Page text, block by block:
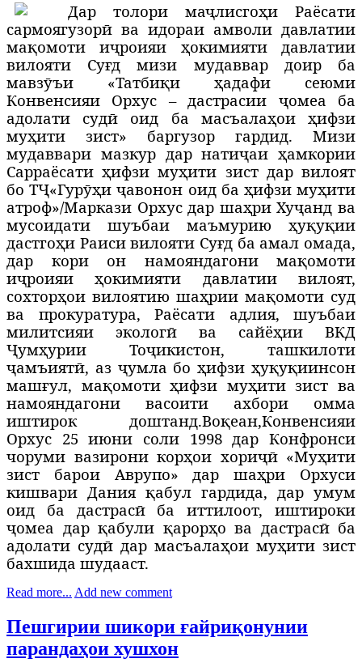
Дар толори маҷлисгоҳи Раёсати
сармоягузорӣ ва идораи амволи давлатии
мақомоти иҷроияи ҳокимияти давлатии
вилояти Суғд мизи мудаввар доир ба
мавзӯъи «Татбиқи ҳадафи сеюми
Конвенсияи Орхус – дастрасии ҷомеа ба
адолати судӣ оид ба масъалаҳоиҳифзи
муҳити зист» баргузор гардид. Мизи
мудаввари мазкур дар натиҷаи ҳамкории
Сарраёсатиҳифзи муҳити зист дар вилоят
бо ТҶ«Гурӯҳиҷавонон оид ба ҳифзи муҳити
атроф»/Маркази Орхус дар шаҳри Хуҷанд ва
мусоидати шуъбаи маъмурию ҳуқуқии
дастгоҳи Раиси вилояти Суғд ба амал омада,
дар кори он намояндагони мақомоти
иҷроияиҳокимияти давлатии вилоят,
сохторҳои вилоятию шаҳрии мақомоти суд
ва прокуратура, Раёсати адлия, шуъбаи
милитсияи экологӣ ва сайёҳии ВКД
Ҷумҳурии Тоҷикистон, ташкилоти
ҷамъиятӣ, аз ҷумла боҳифзиҳуқуқиинсон
машғул, мақомотиҳифзи муҳити зист ва
намояндагони васоити ахбори омма
иштирок доштанд.Воқеан,Конвенсияи
Орхус 25 июни соли 1998 дар Конфронси
чоруми вазирони корҳои хориҷӣ «Муҳити
зист барои Аврупо» дар шаҳри Орхуси
кишвари Дания қабул гардида, дар умум
оид ба дастрасӣба иттилоот, иштироки
ҷомеа дар қабули қарорҳо ва дастрасӣба
адолати судӣ дар масъалаҳои муҳити зист
бахшида шудааст.
Read more... Add new comment
Пешгирии шикори ғайриқонунии
парандаҳои хушхон